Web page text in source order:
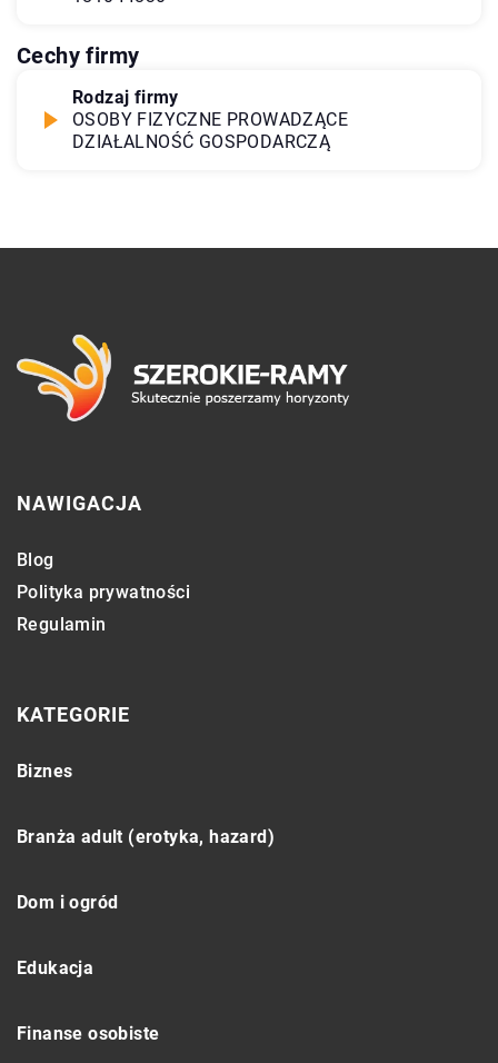
Cechy firmy
Rodzaj firmy
OSOBY FIZYCZNE PROWADZĄCE
DZIAŁALNOŚĆ GOSPODARCZĄ
NAWIGACJA
Blog
Polityka prywatności
Regulamin
KATEGORIE
Biznes
Branża adult (erotyka, hazard)
Dom i ogród
Edukacja
Finanse osobiste